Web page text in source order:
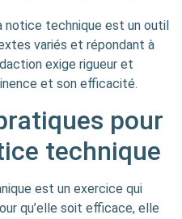
notice technique est un outil
variés et répondant à
exige rigueur et
et son efficacité.
pour
technique
est un exercice qui
qu’elle soit efficace, elle